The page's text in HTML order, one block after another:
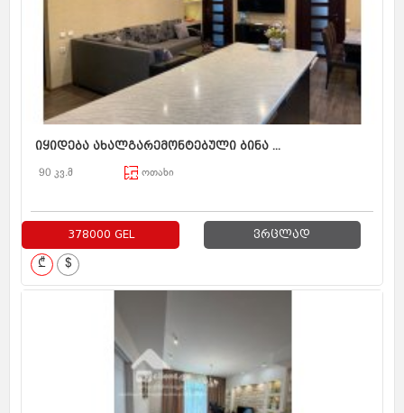
იყიდება ახალგარემონტებული ბინა ...
90 კვ.მ ოთახი
378000 GEL ვრცლად
₾ $